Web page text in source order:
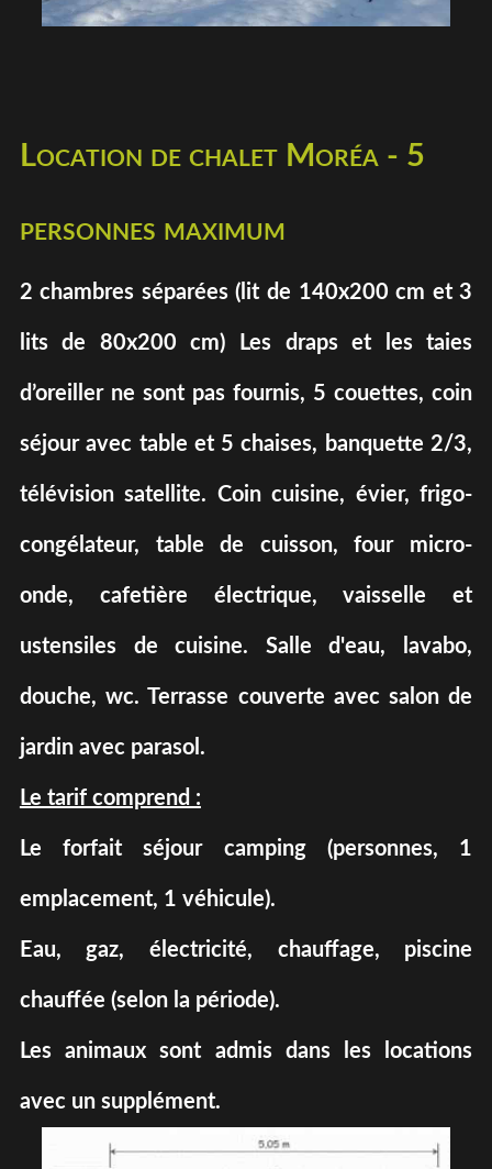
Location de chalet Moréa - 5
personnes maximum
2 chambres séparées (lit de 140x200 cm et 3
lits de 80x200 cm) Les draps et les taies
d’oreiller ne sont pas fournis, 5 couettes, coin
séjour avec table et 5 chaises, banquette 2/3,
télévision satellite. Coin cuisine, évier, frigo-
congélateur, table de cuisson, four micro-
onde, cafetière électrique, vaisselle et
ustensiles de cuisine. Salle d'eau, lavabo,
douche, wc. Terrasse couverte avec salon de
jardin avec parasol.
Le tarif comprend :
Le forfait séjour camping (personnes, 1
emplacement, 1 véhicule).
Eau, gaz, électricité, chauffage, piscine
chauffée (selon la période).
Les animaux sont admis dans les locations
avec un supplément.